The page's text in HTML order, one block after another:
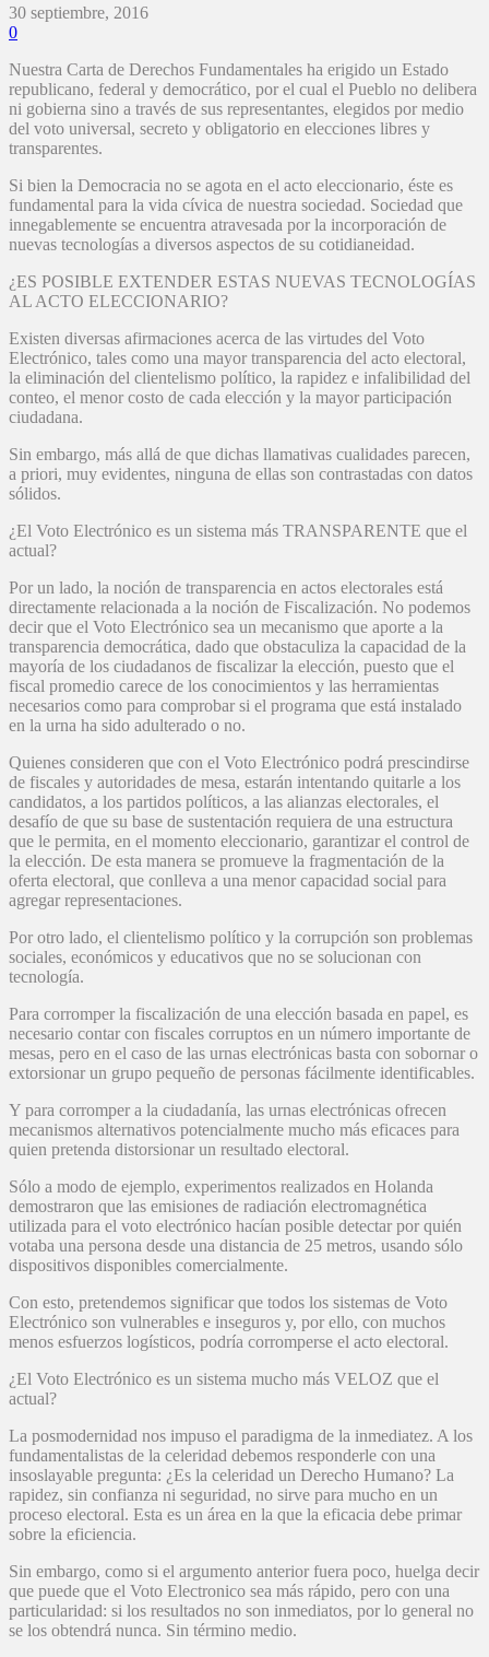
30 septiembre, 2016
0
Nuestra Carta de Derechos Fundamentales ha erigido un Estado
republicano, federal y democrático, por el cual el Pueblo no delibera
ni gobierna sino a través de sus representantes, elegidos por medio
del voto universal, secreto y obligatorio en elecciones libres y
transparentes.
Si bien la Democracia no se agota en el acto eleccionario, éste es
fundamental para la vida cívica de nuestra sociedad. Sociedad que
innegablemente se encuentra atravesada por la incorporación de
nuevas tecnologías a diversos aspectos de su cotidianeidad.
¿ES POSIBLE EXTENDER ESTAS NUEVAS TECNOLOGÍAS
AL ACTO ELECCIONARIO?
Existen diversas afirmaciones acerca de las virtudes del Voto
Electrónico, tales como una mayor transparencia del acto electoral,
la eliminación del clientelismo político, la rapidez e infalibilidad del
conteo, el menor costo de cada elección y la mayor participación
ciudadana.
Sin embargo, más allá de que dichas llamativas cualidades parecen,
a priori, muy evidentes, ninguna de ellas son contrastadas con datos
sólidos.
¿El Voto Electrónico es un sistema más TRANSPARENTE que el
actual?
Por un lado, la noción de transparencia en actos electorales está
directamente relacionada a la noción de Fiscalización. No podemos
decir que el Voto Electrónico sea un mecanismo que aporte a la
transparencia democrática, dado que obstaculiza la capacidad de la
mayoría de los ciudadanos de fiscalizar la elección, puesto que el
fiscal promedio carece de los conocimientos y las herramientas
necesarios como para comprobar si el programa que está instalado
en la urna ha sido adulterado o no.
Quienes consideren que con el Voto Electrónico podrá prescindirse
de fiscales y autoridades de mesa, estarán intentando quitarle a los
candidatos, a los partidos políticos, a las alianzas electorales, el
desafío de que su base de sustentación requiera de una estructura
que le permita, en el momento eleccionario, garantizar el control de
la elección. De esta manera se promueve la fragmentación de la
oferta electoral, que conlleva a una menor capacidad social para
agregar representaciones.
Por otro lado, el clientelismo político y la corrupción son problemas
sociales, económicos y educativos que no se solucionan con
tecnología.
Para corromper la fiscalización de una elección basada en papel, es
necesario contar con fiscales corruptos en un número importante de
mesas, pero en el caso de las urnas electrónicas basta con sobornar o
extorsionar un grupo pequeño de personas fácilmente identificables.
Y para corromper a la ciudadanía, las urnas electrónicas ofrecen
mecanismos alternativos potencialmente mucho más eficaces para
quien pretenda distorsionar un resultado electoral.
Sólo a modo de ejemplo, experimentos realizados en Holanda
demostraron que las emisiones de radiación electromagnética
utilizada para el voto electrónico hacían posible detectar por quién
votaba una persona desde una distancia de 25 metros, usando sólo
dispositivos disponibles comercialmente.
Con esto, pretendemos significar que todos los sistemas de Voto
Electrónico son vulnerables e inseguros y, por ello, con muchos
menos esfuerzos logísticos, podría corromperse el acto electoral.
¿El Voto Electrónico es un sistema mucho más VELOZ que el
actual?
La posmodernidad nos impuso el paradigma de la inmediatez. A los
fundamentalistas de la celeridad debemos responderle con una
insoslayable pregunta: ¿Es la celeridad un Derecho Humano? La
rapidez, sin confianza ni seguridad, no sirve para mucho en un
proceso electoral. Esta es un área en la que la eficacia debe primar
sobre la eficiencia.
Sin embargo, como si el argumento anterior fuera poco, huelga decir
que puede que el Voto Electronico sea más rápido, pero con una
particularidad: si los resultados no son inmediatos, por lo general no
se los obtendrá nunca. Sin término medio.